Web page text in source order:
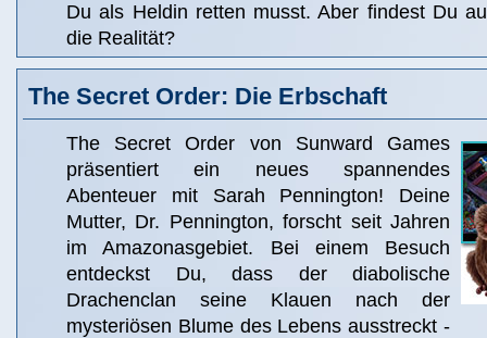
Du als Heldin retten musst. Aber findest Du
die Realität?
The Secret Order: Die Erbschaft
The Secret Order von Sunward Games
präsentiert ein neues spannendes
Abenteuer mit Sarah Pennington! Deine
Mutter, Dr. Pennington, forscht seit Jahren
im Amazonasgebiet. Bei einem Besuch
entdeckst Du, dass der diabolische
Drachenclan seine Klauen nach der
mysteriösen Blume des Lebens ausstreckt -